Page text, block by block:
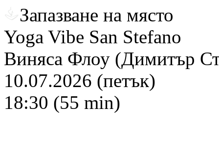
Запазване на място
Yoga Vibe San Stefano
Виняса Флоу (Димитър
10.07.2026 (петък)
18:30 (55 min)